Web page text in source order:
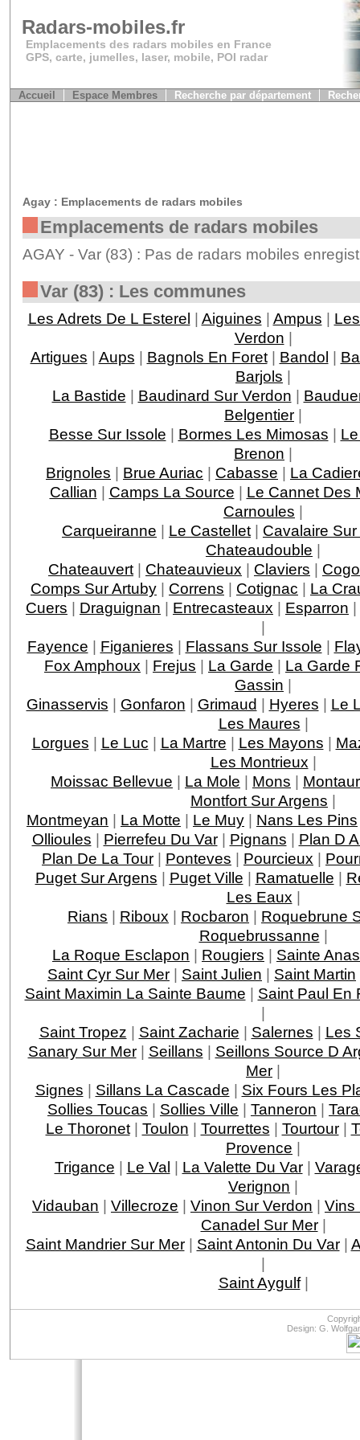
Radars-mobiles.fr
Emplacements des radars mobiles en France
GPS, carte, jumelles, laser, mobile, POI radar
Accueil Espace Membres Recherche par département
Agay : Emplacements de radars mobiles
Emplacements de radars mobiles
AGAY - Var (83) : Pas de radars mobiles
Var (83) : Les communes
Les Adrets De L Esterel | Aiguines | Ampus |
Verdon |
Artigues | Aups | Bagnols En Foret| Bandol |
Barjols |
La Bastide | Baudinard Sur Verdon |
Belgentier |
Besse Sur Issole | Bormes Les Mimosas |
Brenon |
Brignoles | Brue Auriac | Cabasse | La
Callian | Camps La Source | Le Cannet Des
Carnoules |
Carqueiranne | Le Castellet | Cavalaire
Chateaudouble |
Chateauvert | Chateauvieux | Claviers |
Comps Sur Artuby | Correns | Cotignac | La
Cuers | Draguignan | Entrecasteaux | Esparron |
|
Fayence | Figanieres | Flassans Sur Issole |
Fox Amphoux | Frejus | La Garde | La Garde
Gassin |
Ginasservis | Gonfaron | Grimaud | Hyeres | Le
Les Maures |
Lorgues | Le Luc | La Martre | Les Mayons |
Les Montrieux |
Moissac Bellevue | La Mole | Mons |
Montfort Sur Argens |
Montmeyan | La Motte | Le Muy | Nans Les Pins
Ollioules | Pierrefeu Du Var| Pignans | Plan D
Plan De La Tour | Ponteves | Pourcieux |
Puget Sur Argens | Puget Ville | Ramatuelle |
Les Eaux |
Rians | Riboux | Rocbaron | Roquebrune
Roquebrussanne |
La Roque Esclapon | Rougiers | Sainte
Saint Cyr Sur Mer | Saint Julien | Saint Martin
Saint Maximin La Sainte Baume | Saint Paul En
|
Saint Tropez | Saint Zacharie | Salernes | Les
Sanary Sur Mer| Seillans | Seillons Source D
Mer |
Signes | Sillans La Cascade | Six Fours Les
Sollies Toucas | Sollies Ville | Tanneron |
Le Thoronet| Toulon | Tourrettes | Tourtour|
Provence |
Trigance | Le Val | La Valette Du Var|
Verignon |
Vidauban | Villecroze | Vinon Sur Verdon | Vins
Canadel Sur Mer|
Saint Mandrier Sur Mer| Saint Antonin Du Var|
|
Saint Aygulf|
Design: G.